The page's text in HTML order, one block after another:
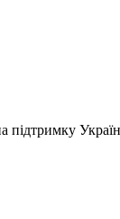
підтримку